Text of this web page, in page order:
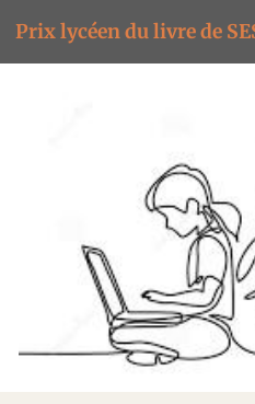
Prix lycéen du livre de